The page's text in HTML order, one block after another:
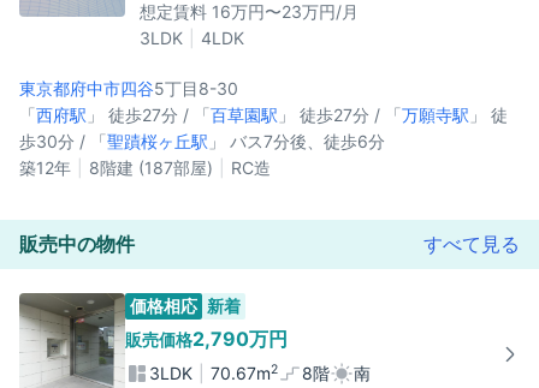
想定賃料 16万円〜23万円/月
3LDK
4LDK
東京都府中市四谷5丁目8-30
「西府駅 」 徒歩27分 / 「百草園駅 」 徒歩27分 / 「万願寺駅 」 徒
歩30分 / 「聖蹟桜ヶ丘駅 」 バス7分後、徒歩6分
築12年
8階建 (187部屋) RC造
販売中の物件 すべて見る
価格相応 新着
販売価格2,790万円
3LDK 70.67m2 8階
南